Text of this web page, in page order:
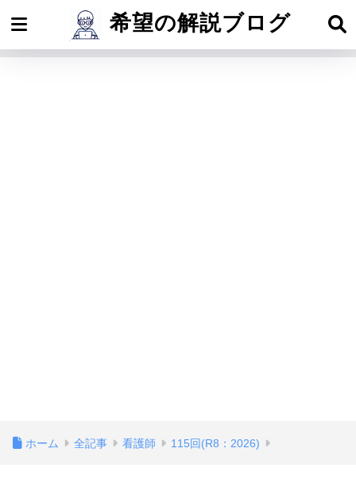
希望の解説ブログ
ホーム 全記事 看護師 115回(R8：2026)